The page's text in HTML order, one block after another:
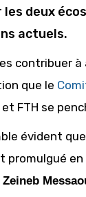
les deux
actuels.
contribuer à
que le
et FTH se
évident
Zeineb